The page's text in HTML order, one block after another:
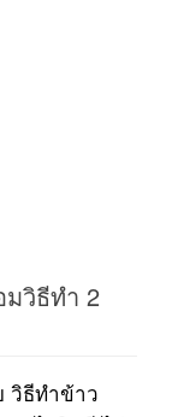
วิธีทำ 2
วิธีทำข้าว